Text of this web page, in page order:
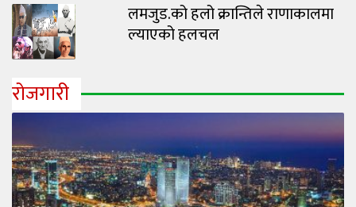
लमजुड.को हलो क्रान्तिले राणाकालमा
ल्याएको हलचल
रोजगारी